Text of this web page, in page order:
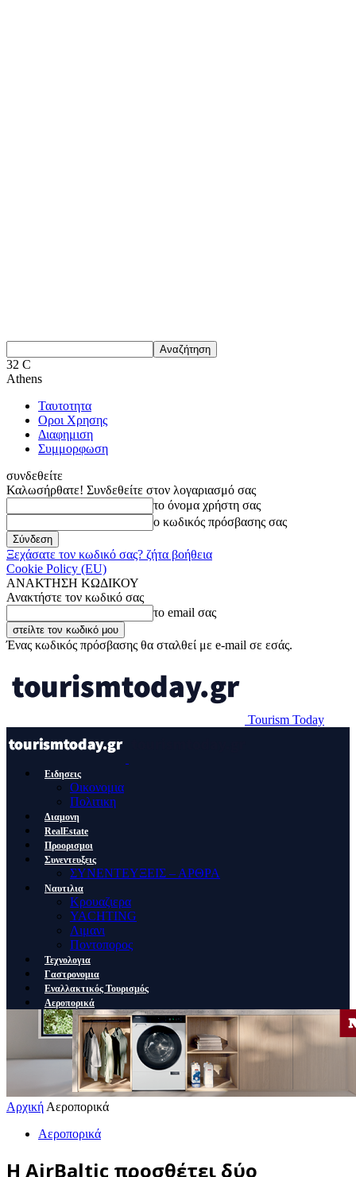
32 C
Athens
Ταυτοτητα
Οροι Χρησης
Διαφημιση
Συμμορφωση
συνδεθείτε
Καλωσήρθατε! Συνδεθείτε στον λογαριασμό σας
το όνομα χρήστη σας
ο κωδικός πρόσβασης σας
Ξεχάσατε τον κωδικό σας? ζήτα βοήθεια
Cookie Policy (EU)
ΑΝΑΚΤΗΣΗ ΚΩΔΙΚΟΥ
Ανακτήστε τον κωδικό σας
το email σας
Ένας κωδικός πρόσβασης θα σταλθεί με e-mail σε εσάς.
Tourism Today
Ειδησεις
Οικονομια
Πολιτικη
Διαμονη
RealEstate
Προορισμοι
Συνεντευξεις
ΣΥΝΕΝΤΕΥΞΕΙΣ – ΑΡΘΡΑ
Ναυτιλια
Κρουαζιερα
YACHTING
Λιμανι
Ποντοπορος
Τεχνολογια
Γαστρονομια
Εναλλακτικός Τουρισμός
Αεροπορικά
Αρχική Αεροπορικά
Αεροπορικά
Η AirBaltic προσθέτει δύο